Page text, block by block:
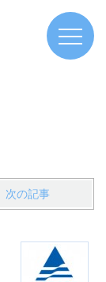
次の記事